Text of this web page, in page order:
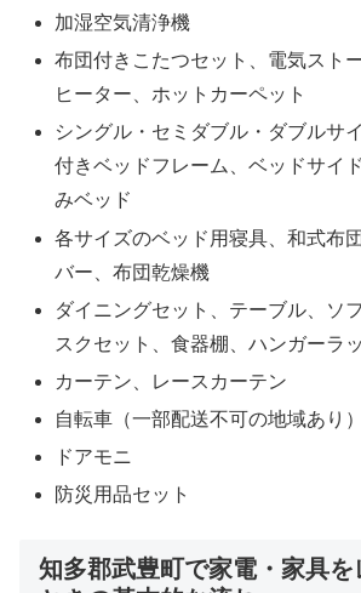
加湿空気清浄機
布団付きこたつセット、電気スト
ヒーター、ホットカーペット
シングル・セミダブル・ダブルサ
付きベッドフレーム、ベッドサイ
みベッド
各サイズのベッド用寝具、和式布
バー、布団乾燥機
ダイニングセット、テーブル、ソ
スクセット、食器棚、ハンガーラ
カーテン、レースカーテン
自転車（一部配送不可の地域あり）
ドアモニ
防災用品セット
知多郡武豊町で家電・家具を